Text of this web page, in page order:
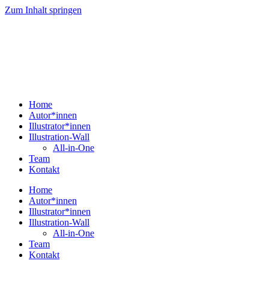
Zum Inhalt springen
Home
Autor*innen
Illustrator*innen
Illustration-Wall
All-in-One
Team
Kontakt
Home
Autor*innen
Illustrator*innen
Illustration-Wall
All-in-One
Team
Kontakt